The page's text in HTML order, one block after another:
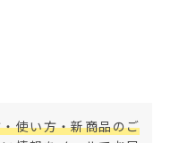
使い方・新商品のご